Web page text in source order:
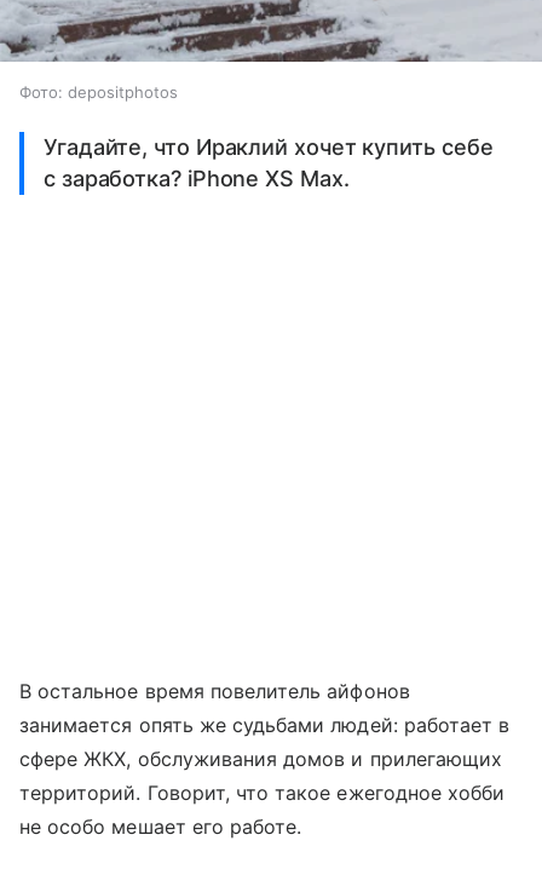
Фото: depositphotos
Угадайте, что Ираклий хочет купить себе
с заработка? iPhone XS Max.
В остальное время повелитель айфонов
занимается опять же судьбами людей: работает в
сфере ЖКХ, обслуживания домов и прилегающих
территорий. Говорит, что такое ежегодное хобби
не особо мешает его работе.